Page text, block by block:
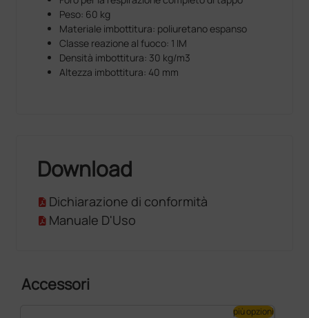
Peso: 60 kg
Materiale imbottitura: poliuretano espanso
Classe reazione al fuoco: 1 IM
Densità imbottitura: 30 kg/m3
Altezza imbottitura: 40 mm
Download
Dichiarazione di conformità
Manuale D'Uso
Accessori
più opzioni